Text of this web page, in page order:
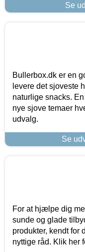
Se
Bullerbox.dk er en
levere det sjoveste
naturlige snacks.
nye sjove temaer
udvalg.
Se
For at hjælpe dig
sunde og glade
produkter, kendt for
nyttige råd. Klik her